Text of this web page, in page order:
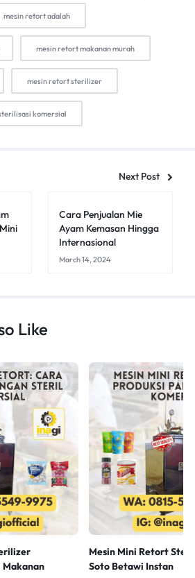
mesin retort adalah
mesin retort makanan murah
mesin retort sterilizer
komersial
Next Post
Cara Penjualan Mie
Ayam Kemasan Hingga
Internasional
March 14, 2024
Like
Mesin Mini Retort
Soto Betawi Instan